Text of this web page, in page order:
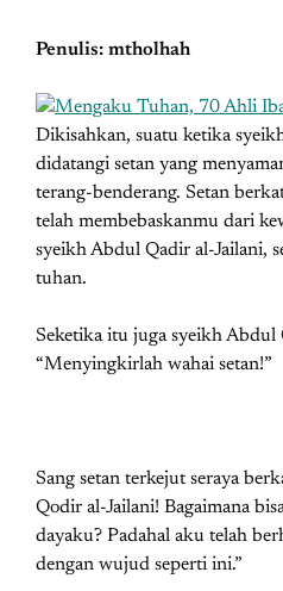
Penulis: mtholhah
Dikisahkan, suatu ketika
didatangi setan yang
terang-benderang. Setan
telah membebaskanmu dari
syeikh Abdul Qadir al-Jailani,
tuhan.
Seketika itu juga syeikh Abdul
“Menyingkirlah wahai setan!”
Sang setan terkejut seraya
Qodir al-Jailani! Bagaimana
dayaku? Padahal aku telah
dengan wujud seperti ini.”